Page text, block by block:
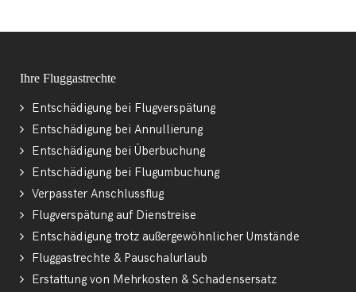
Ihre Fluggastrechte
Entschädigung bei Flugverspätung
Entschädigung bei Annullierung
Entschädigung bei Überbuchung
Entschädigung bei Flugumbuchung
Verpasster Anschlussflug
Flugverspätung auf Dienstreise
Entschädigung trotz außergewöhnlicher Umstände
Fluggastrechte & Pauschalurlaub
Erstattung von Mehrkosten & Schadensersatz